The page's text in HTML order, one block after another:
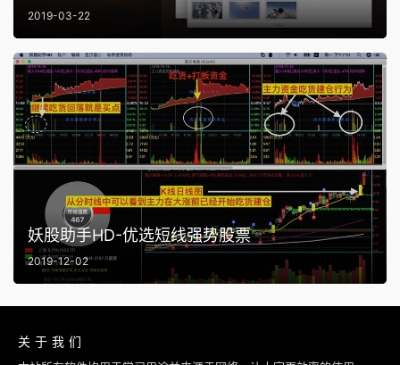
2019-03-22
妖股助手HD-优选短线强势股票
2019-12-02
关于我们